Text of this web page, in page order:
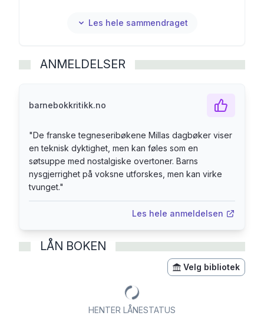
så viktig for henne?Les hele sammendraget
ANMELDELSER
barnebokkritikk.no
"De franske tegneseribøkene Millas dagbøker viser
en teknisk dyktighet, men kan føles som en
søtsuppe med nostalgiske overtoner. Barns
nysgjerrighet på voksne utforskes, men kan virke
tvunget."
Les hele anmeldelsen
LÅN BOKEN
Velg bibliotek
HENTER LÅNESTATUS